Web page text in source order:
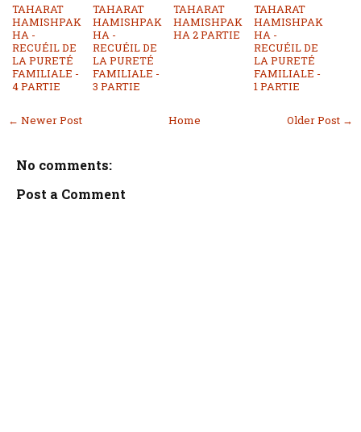
TAHARAT
HAMISHPAK
HA -
RECUÉIL DE
LA PURETÉ
FAMILIALE -
4 PARTIE
TAHARAT
HAMISHPAK
HA -
RECUÉIL DE
LA PURETÉ
FAMILIALE -
3 PARTIE
TAHARAT
HAMISHPAK
HA 2 PARTIE
TAHARAT
HAMISHPAK
HA -
RECUÉIL DE
LA PURETÉ
FAMILIALE -
1 PARTIE
← Newer Post Older Post →
Home
No comments:
Post a Comment